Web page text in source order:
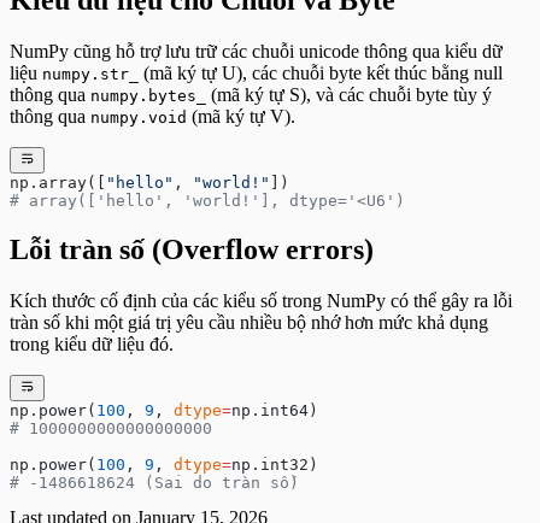
NumPy cũng hỗ trợ lưu trữ các chuỗi unicode thông qua kiểu dữ
liệu numpy.str_
(mã ký tự U), các chuỗi byte kết thúc bằng null
thông qua numpy.bytes_
(mã ký tự S), và các chuỗi byte tùy ý
thông qua numpy.void (mã ký tự V).
np.array([ "hello" , "world!"
])
# array(['hello', 'world!'], dtype='<U6')
Lỗi tràn số (Overflow errors)
Kích thước cố định của các kiểu số trong NumPy có thể gây ra lỗi
tràn số khi một giá trị yêu cầu nhiều bộ nhớ hơn mức khả dụng
trong kiểu dữ liệu đó.
np.power( 100 , 9 , dtype=np.int64)
# 1000000000000000000
np.power( 100 , 9 , dtype=np.int32)
# -1486618624 (Sai do tràn số)
Last updated on January 15, 2026